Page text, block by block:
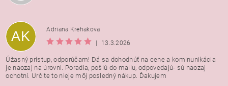
AK
Adriana Krehakova
|
13.3.2026
Úžasný prístup, odporúčam! Dá sa dohodnúť na cene a kominunikácia
je naozaj na úrovni. Poradia, pošlú do mailu, odpovedajú- sú naozaj
ochotní. Určite to nieje môj posledný nákup. Ďakujem